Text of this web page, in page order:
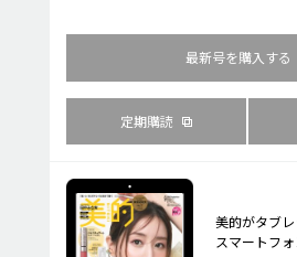
最新号を購入する
定期購読
美的がタブ
スマートフ